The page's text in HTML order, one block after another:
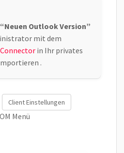
“Neuen Outlook Version”
mit dem
in Ihr privates
.
Client Einstellungen
Menü